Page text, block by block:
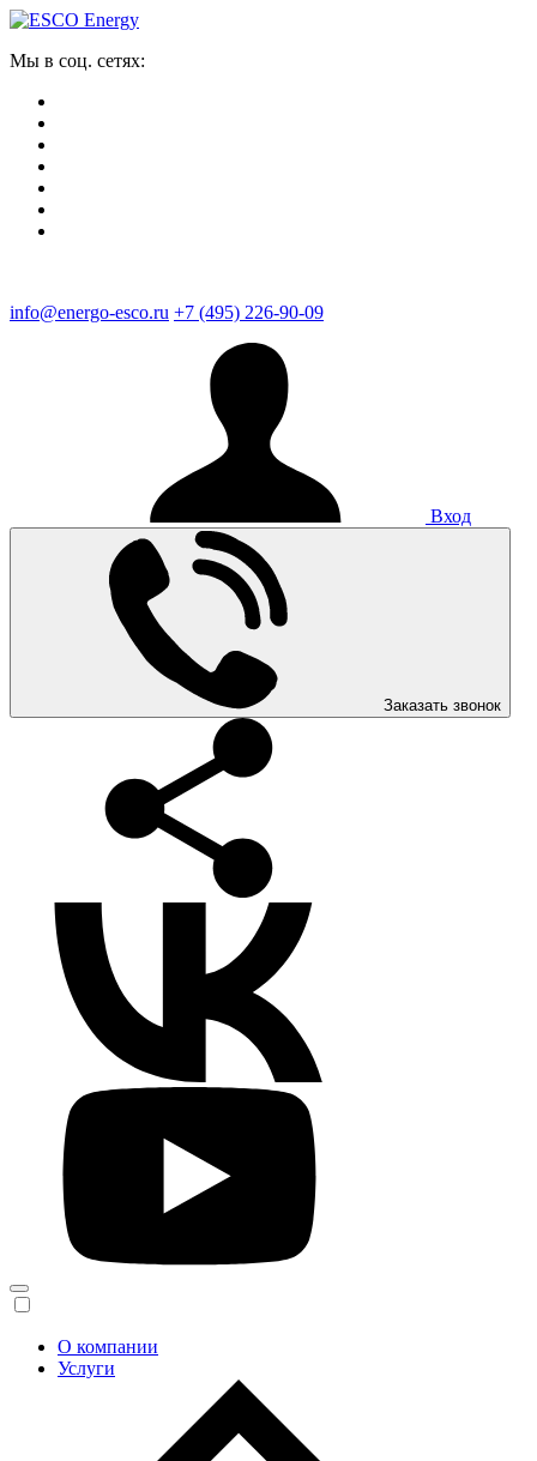
Мы в соц. сетях:
info@energo-esco.ru +7 (495) 226-90-09
Вход
Заказать звонок
О компании
Услуги